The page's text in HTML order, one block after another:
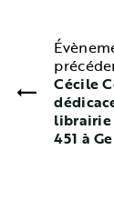
Cécile
librairie
451 à